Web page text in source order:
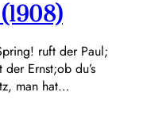
ruft der Paul;
Ernst;ob du’s
man hat…